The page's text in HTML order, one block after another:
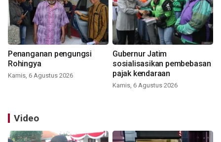
Penanganan pengungsi
Rohingya
Kamis, 6 Agustus 2026
Gubernur Jatim
sosialisasikan pembebasan
pajak kendaraan
Kamis, 6 Agustus 2026
Video